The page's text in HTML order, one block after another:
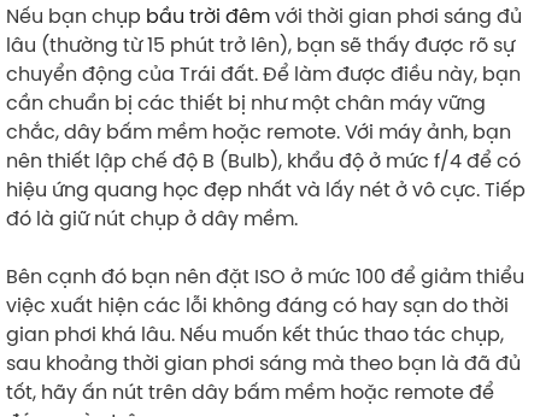
Nếu bạn chụp bầu trời đêmvới thời gian phơi sáng đủ
lâu (thường từ 15 phút trở lên), bạn sẽ thấy được rõ sự
chuyển động của Trái đất. Để làm được điều này, bạn
cần chuẩn bị các thiết bị như một chân máy vững
chắc, dây bấm mềm hoặc remote. Với máy ảnh, bạn
nên thiết lập chế độ B (Bulb), khẩu độ ở mức f/4 để có
hiệu ứng quang học đẹp nhất và lấy nét ở vô cực. Tiếp
đó là giữ nút chụp ở dây mềm.
Bên cạnh đó bạn nên đặt ISO ở mức 100 để giảm thiểu
việc xuất hiện các lỗi không đáng có hay sạn do thời
gian phơi khá lâu. Nếu muốn kết thúc thao tác chụp,
sau khoảng thời gian phơi sáng mà theo bạn là đã đủ
tốt, hãy ấn nút trên dây bấm mềm hoặc remote để